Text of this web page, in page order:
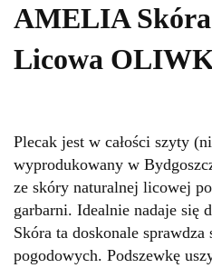
AMELIA
Licowa
Plecak jest w całości szyty
wyprodukowany w
ze skóry naturalnej licowej
garbarni. Idealnie nadaje się
Skóra ta doskonale
pogodowych. Podszewkę